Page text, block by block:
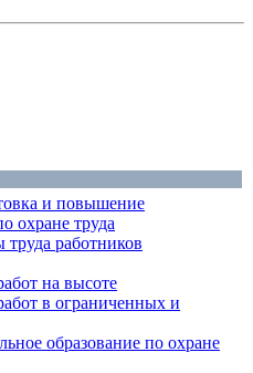
и повышение
охране труда
работников
на высоте
в ограниченных и
образование по охране